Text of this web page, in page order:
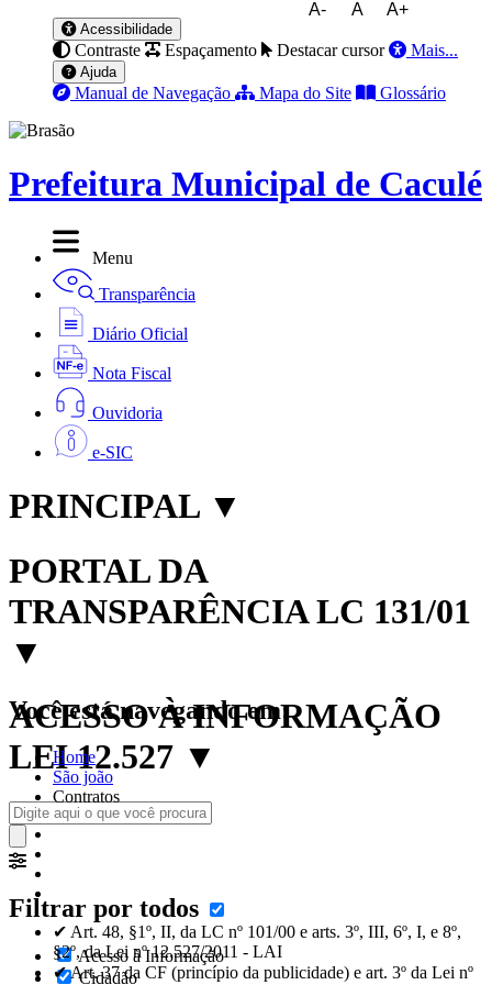
A- A A+
Acessibilidade
Contraste Espaçamento Destacar cursor Mais...
Ajuda
Manual de Navegação Mapa do Site Glossário
Prefeitura Municipal de Caculé
Menu
Transparência
Diário Oficial
Nota Fiscal
Ouvidoria
e-SIC
PRINCIPAL ▼
PORTAL DA
TRANSPARÊNCIA LC 131/01
▼
ACESSO À INFORMAÇÃO
LEI 12.527 ▼
Filtrar por todos
Acesso à Informação
Cidadão
Você está navegando em:
Home
São joão
Contratos
✔ Art. 48, §1º, II, da LC nº 101/00 e arts. 3º, III, 6º, I, e 8º,
§2º, da Lei nº 12.527/2011 - LAI
✔ Art. 37 da CF (princípio da publicidade) e art. 3º da Lei nº